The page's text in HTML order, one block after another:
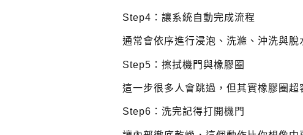
Step4：讓系統自動完成流程
通常會依序進行浸泡、洗滌、沖洗與脫
Step5：擦拭機門與橡膠圈
這一步很多人會跳過，但其實橡膠圈超
Step6：洗完記得打開機門